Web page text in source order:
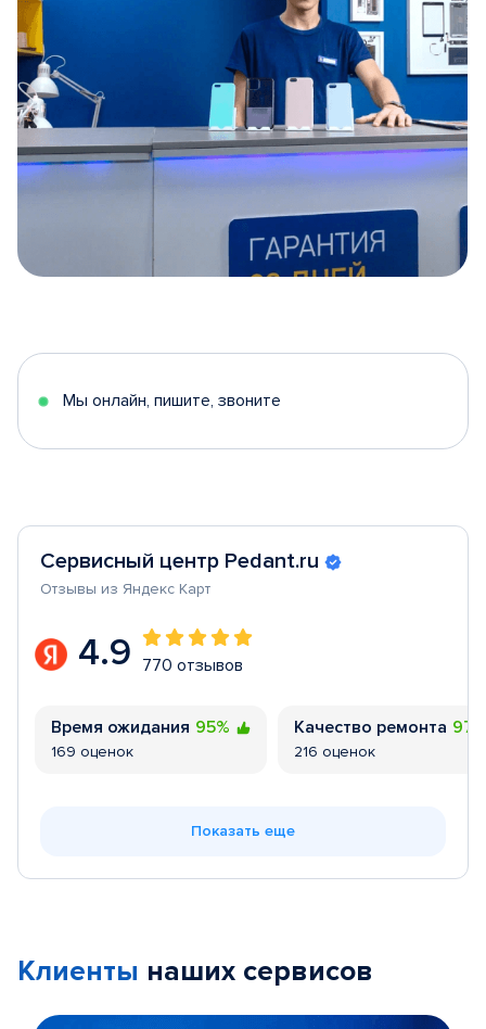
5
Мы онлайн, пишите, звоните
Сервисный центр Pedant.ru
Отзывы из Яндекс Карт
4.9 770 отзывов
Время ожидания 95%
169 оценок
Качество ремонта
216 оценок
Показать еще
Клиенты наших сервисов